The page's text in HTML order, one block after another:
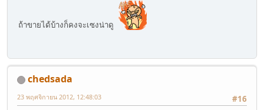
ถ้าขายได้บ้างก็คงจะเซงน่าดู
chedsada
#16
23 พฤศจิกายน 2012, 12:48:03